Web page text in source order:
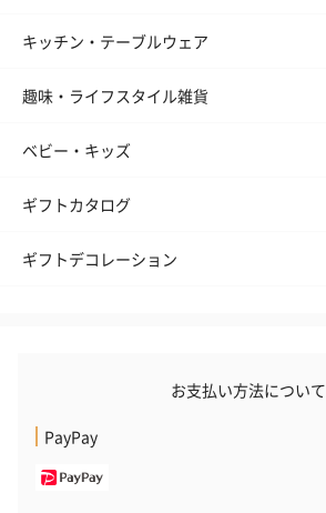
キッチン・テーブルウェア
趣味・ライフスタイル雑貨
ベビー・キッズ
ギフトカタログ
ギフトデコレーション
お支払い方法について
PayPay